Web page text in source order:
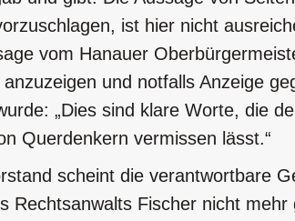
ist hier nicht
vom Hanauer
und notfalls Anzeige
„Dies sind klare Worte, die
Querdenkern vermissen lässt.“
scheint die verantwortbare
Rechtsanwalts Fischer nicht